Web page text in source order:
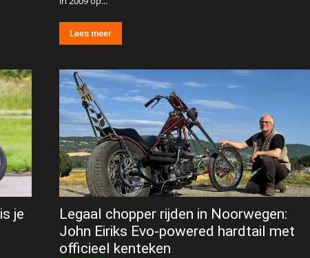
Lees meer
je
Legaal chopper rijden in Noorwegen:
John Eiriks Evo-powered hardtail met
officieel kenteken